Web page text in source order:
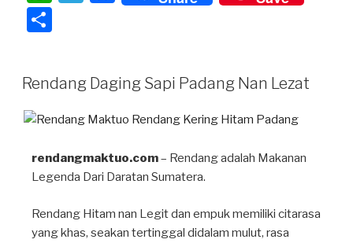
A
p
a
m
a
b
o
k
ar
e
Rendang Daging Sapi Padang Nan Lezat
rendangmaktuo.com– Rendang adalah Makanan
Legenda Dari Daratan Sumatera.
Rendang Hitam nan Legit dan empuk memiliki citarasa
yang khas, seakan tertinggal didalam mulut, rasa